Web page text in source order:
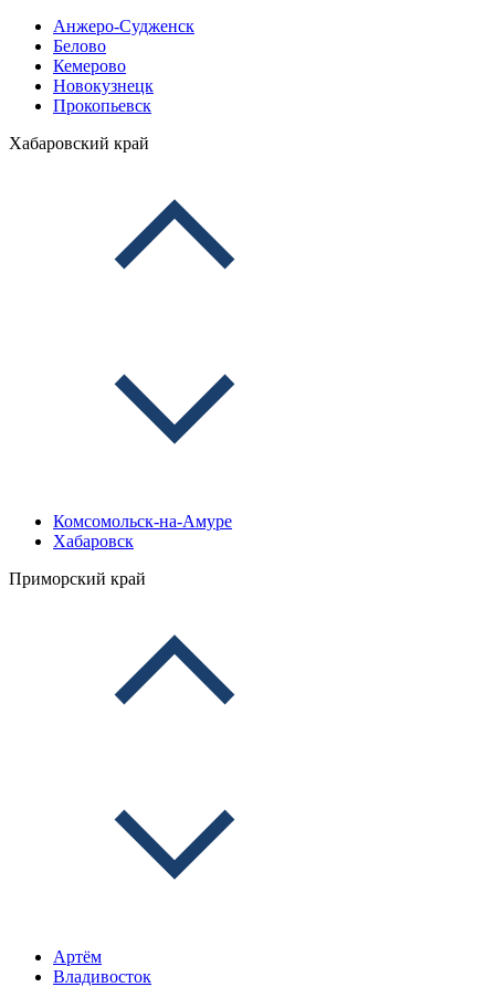
Анжеро-Судженск
Белово
Кемерово
Новокузнецк
Прокопьевск
Хабаровский край
Комсомольск-на-Амуре
Хабаровск
Приморский край
Артём
Владивосток